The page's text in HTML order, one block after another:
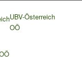
UBV-Österreich
OÖ